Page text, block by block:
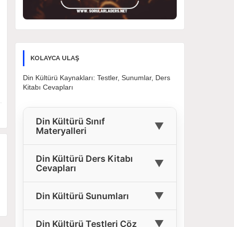
KOLAYCA ULAŞ
Din Kültürü Kaynakları: Testler, Sunumlar, Ders
Kitabı Cevapları
Din Kültürü Sınıf
Materyalleri
▼
🎓 4. Sınıf Din Kültürü Materyalleri
🎓 5. Sınıf Din Kültürü Materyalleri
🎓 6. Sınıf Din Kültürü Materyalleri
Din Kültürü Ders Kitabı
Cevapları
▼
📘
4. Sınıf Din Kültürü Ders Kitabı
Cevapları
5. Sınıf Din Kültürü Ders Kitabı
Din Kültürü Sunumları ▼
Tüm Sınıflar İçin Din Kültürü
Din Kültürü Testleri Çöz ▼